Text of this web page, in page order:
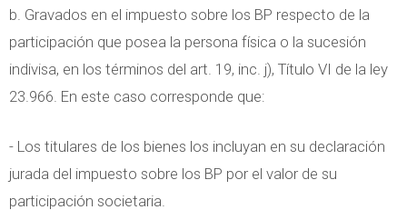
b. Gravados en el impuesto sobre los BP respecto de la
participación que posea la persona física o la sucesión
indivisa, en los términos del art. 19, inc. j), Título VI de la ley
23.966. En este caso corresponde que:
- Los titulares de los bienes los incluyan en su declaración
jurada del impuesto sobre los BP por el valor de su
participación societaria.